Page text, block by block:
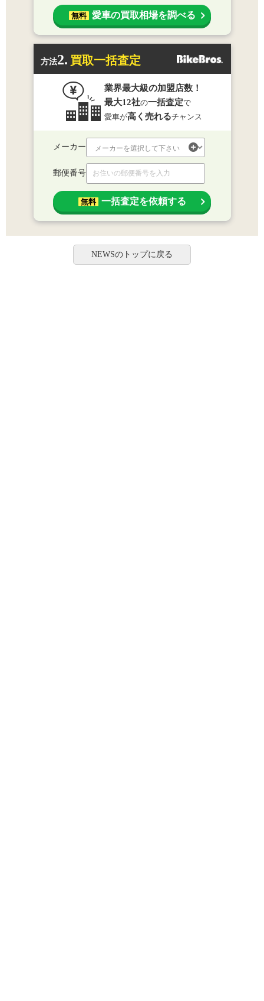
無料 愛車の買取相場を調べる
方法2. 買取一括査定
業界最大級の加盟店数！
最大12社の一括査定で
愛車が高く売れるチャンス
メーカー
郵便番号
無料 一括査定を依頼する
NEWSのトップに戻る